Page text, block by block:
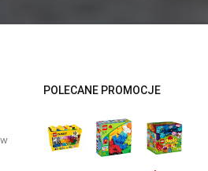
POLECANE PROMOCJE